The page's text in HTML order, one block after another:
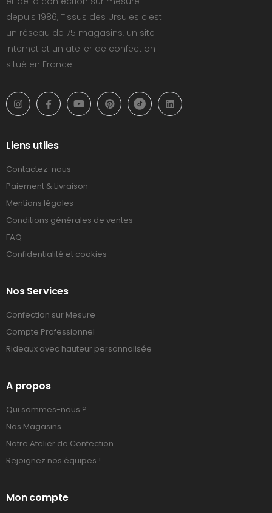
depuis 1986, Tissus des Ursules c'est
un réseau de 75 magasins, un site
Internet et un atelier de confection
situé en France.
Liens utiles
Contactez-nous
Paiement & Livraison
Mentions légales
Conditions générales de ventes
FAQ
Confidentialité et cookies
Nos Services
Confection sur Mesure
Compte Professionnel
Rideaux avec hauteur personnalisée
A propos
Qui sommes-nous ?
Nos Magasins
Notre Atelier de Confection
Rejoignez nos équipes !
Mon compte